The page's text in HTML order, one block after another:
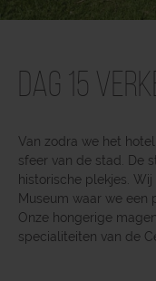
Dag 15
Van zodra we het
sfeer van de stad. De
historische plekjes.
Museum waar we een
Onze hongerige
specialiteiten van de